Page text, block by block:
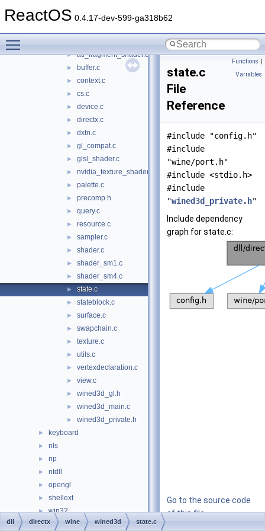
ReactOS 0.4.17-dev-599-ga318b62
► quartz
► ati_fragment_shader.c
► buffer.c
► context.c
► cs.c
► device.c
► directx.c
► dxtn.c
► gl_compat.c
► glsl_shader.c
► nvidia_texture_shader.c
► palette.c
► precomp.h
► query.c
► resource.c
► sampler.c
► shader.c
► shader_sm1.c
► shader_sm4.c
► state.c
► stateblock.c
► surface.c
► swapchain.c
► texture.c
► utils.c
► vertexdeclaration.c
► view.c
► wined3d_gl.h
► wined3d_main.c
► wined3d_private.h
► keyboard
► nls
► np
► ntdll
► opengl
► shellext
► win32
► drivers
Functions |
Variables
state.c
File
Reference
#include "config.h"
#include
"wine/port.h"
#include <stdio.h>
#include
"wined3d_private.h"
Include dependency
graph for state.c:
Go to the source code
of this file.
dll directx wine wined3d state.c